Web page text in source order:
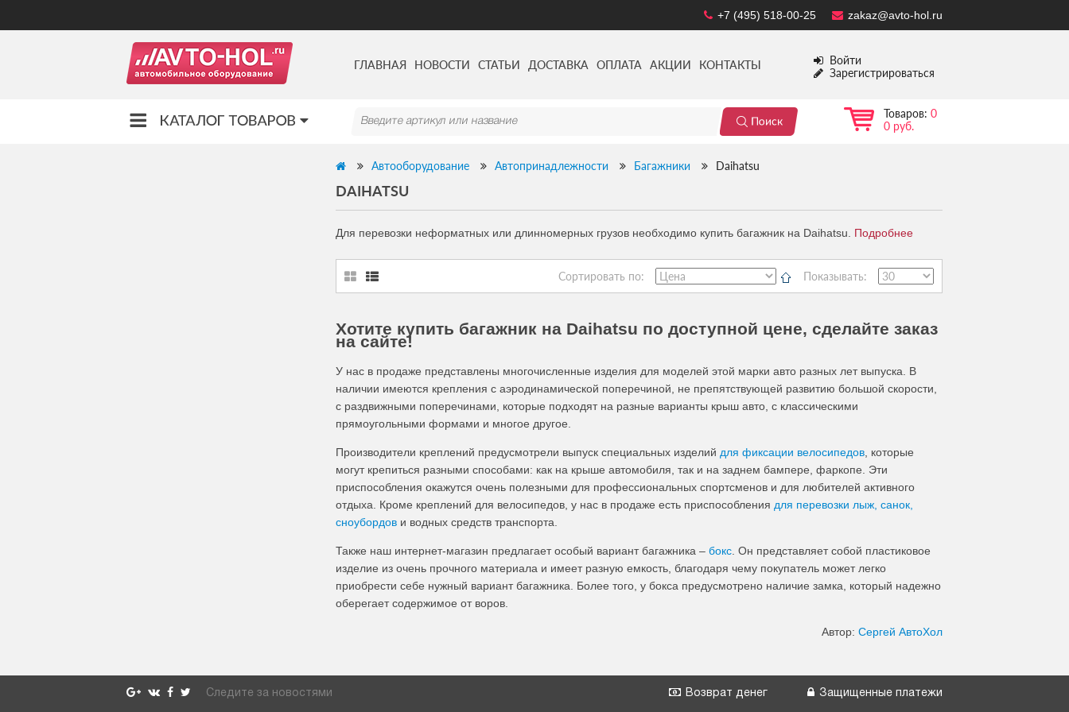
zakaz@avto-hol.ru
+7 (495) 518-00-25
ГЛАВНАЯ НОВОСТИ СТАТЬИ ДОСТАВКА ОПЛАТА АКЦИИ КОНТАКТЫ
Войти
Зарегистрироваться
Товаров: 0
0 руб.
Автооборудование Автопринадлежности Багажники Daihatsu
DAIHATSU
Для перевозки неформатных или длинномерных грузов необходимо купить багажник на Daihatsu. Подробнее
Сортировать по: Показывать:
Хотите купить багажник на Daihatsu по доступной цене, сделайте заказ
на сайте!
У нас в продаже представлены многочисленные изделия для моделей этой марки авто разных лет выпуска. В
наличии имеются крепления с аэродинамической поперечиной, не препятствующей развитию большой скорости,
с раздвижными поперечинами, которые подходят на разные варианты крыш авто, с классическими
прямоугольными формами и многое другое.
Производители креплений предусмотрели выпуск специальных изделий для фиксации велосипедов , которые
могут крепиться разными способами: как на крыше автомобиля, так и на заднем бампере, фаркопе. Эти
приспособления окажутся очень полезными для профессиональных спортсменов и для любителей активного
отдыха. Кроме креплений для велосипедов, у нас в продаже есть приспособления для перевозки лыж, санок,
сноубордов и водных средств транспорта.
Также наш интернет-магазин предлагает особый вариант багажника – бокс . Он представляет собой пластиковое
изделие из очень прочного материала и имеет разную емкость, благодаря чему покупатель может легко
приобрести себе нужный вариант багажника. Более того, у бокса предусмотрено наличие замка, который надежно
оберегает содержимое от воров.
Автор: Сергей АвтоХол
Следите за новостями Защищенные платежи
Возврат денег